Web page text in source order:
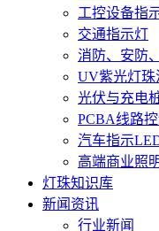
工控设备指
交通指示灯
消防、安防
UV紫光灯珠
光伏与充电
PCBA线路
汽车指示
高端商业照
灯珠知识库
新闻资讯
行业新闻